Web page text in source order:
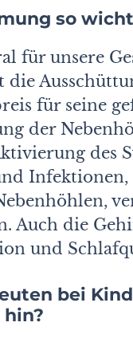
so
für unsere
die
für seine
der
des
Auch die
und
bei